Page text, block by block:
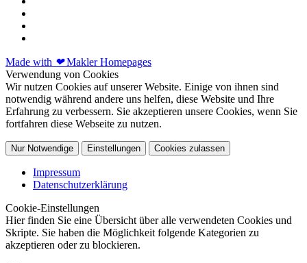
Made with ❤Makler Homepages
Verwendung von Cookies
Wir nutzen Cookies auf unserer Website. Einige von ihnen sind
notwendig während andere uns helfen, diese Website und Ihre
Erfahrung zu verbessern. Sie akzeptieren unsere Cookies, wenn Sie
fortfahren diese Webseite zu nutzen.
Nur Notwendige Einstellungen Cookies zulassen
Impressum
Datenschutzerklärung
Cookie-Einstellungen
Hier finden Sie eine Übersicht über alle verwendeten Cookies und
Skripte. Sie haben die Möglichkeit folgende Kategorien zu
akzeptieren oder zu blockieren.